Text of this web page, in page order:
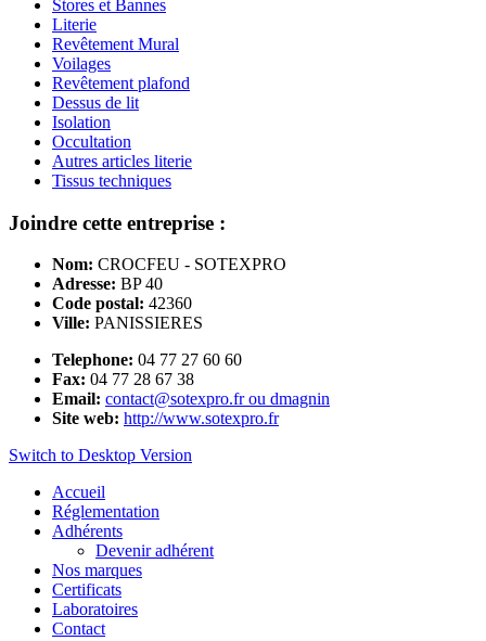
Stores et Bannes
Literie
Revêtement Mural
Voilages
Revêtement plafond
Dessus de lit
Isolation
Occultation
Autres articles literie
Tissus techniques
Joindre cette entreprise :
Nom: CROCFEU - SOTEXPRO
Adresse: BP 40
Code postal: 42360
Ville: PANISSIERES
Telephone: 04 77 27 60 60
Fax: 04 77 28 67 38
Email: contact@sotexpro.fr ou dmagnin
Site web: http://www.sotexpro.fr
Switch to Desktop Version
Accueil
Réglementation
Adhérents
Devenir adhérent
Nos marques
Certificats
Laboratoires
Contact